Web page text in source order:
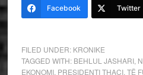
Facebook Twitter
FILED UNDER: KRONIKE
TAGGED WITH: BEHLUL JASHARI,
EKONOMI, PRESIDENTI THAÇI, TË